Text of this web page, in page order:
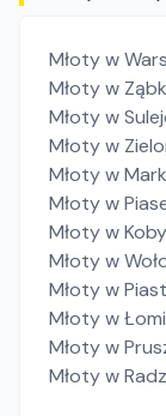
Młotyw
Młotyw
Młotyw
Młotyw
Młotyw
Młotyw
Młotyw
Młotyw
Młotyw
Młotyw
Młotyw
Młotyw